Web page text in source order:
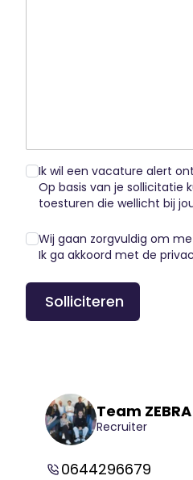
Ik wil een vacature alert
Op basis van je sollicitatie
toesturen die wellicht bij
Wij gaan zorgvuldig om
Ik ga akkoord met de
Solliciteren
Team ZEBRA
Recruiter
0644296679